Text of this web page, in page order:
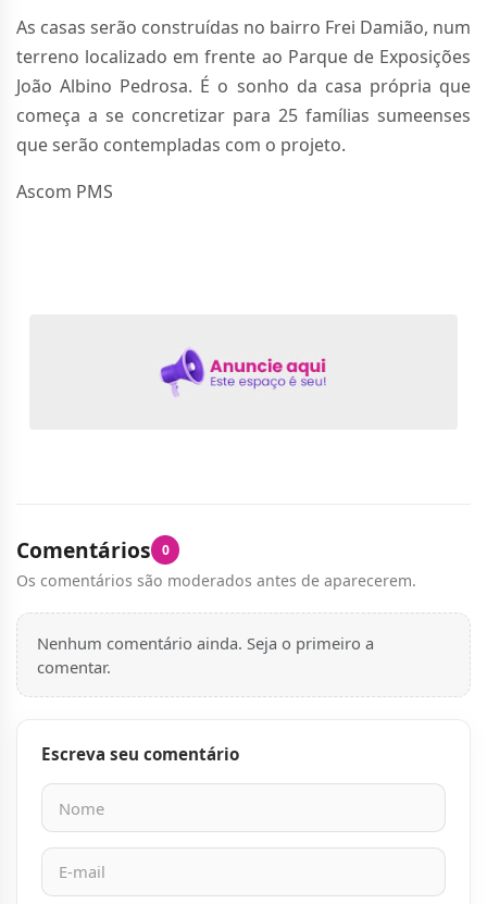
As casas serão construídas no bairro Frei Damião, num
terreno localizado em frente ao Parque de Exposições
João Albino Pedrosa. É o sonho da casa própria que
começa a se concretizar para 25 famílias sumeenses
que serão contempladas com o projeto.
Ascom PMS
Comentários 0
Os comentários são moderados antes de aparecerem.
Nenhum comentário ainda. Seja o primeiro a
comentar.
Escreva seu comentário
Nome
E-mail